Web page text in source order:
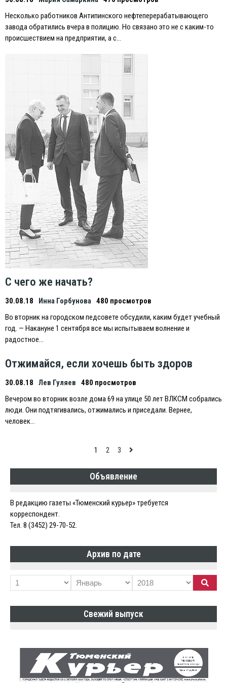
Несколько работников Антипинского нефтеперерабатывающего
завода обратились вчера в полицию. Но связано это не с каким-то
происшествием на предприятии, а с…
С чего же начать?
30.08.18 Инна Горбунова 480 просмотров
Во вторник на городском педсовете обсудили, каким будет учебный
год. — Накануне 1 сентября все мы испытываем волнение и
радостное…
Отжимайся, если хочешь быть здоров
30.08.18 Лев Гуляев
480 просмотров
Вечером во вторник возле дома 69 на улице 50 лет ВЛКСМ собрались
люди. Они подтягивались, отжимались и приседали. Вернее,
человек…
по
записям
1 2 3
Объявление
В редакцию газеты «Тюменский курьер» требуется
корреспондент.
Тел. 8 (3452) 29-70-52.
Архив по дате
Свежий выпуск